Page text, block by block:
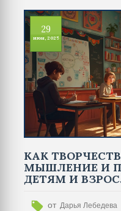
29
июн, 2025
КАК
МЫШЛЕНИЕ И
ДЕТЯМ И
от Дарья Лебедева